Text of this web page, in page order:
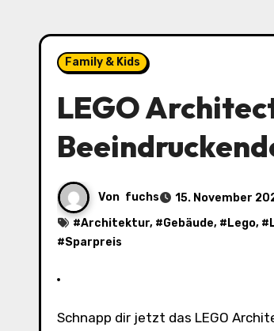
Family & Kids
LEGO
Von fuchs
15. November
#Architektur, #Gebäude, # Lego, #
#Sparpreis
Schnapp dir jetzt das LEGO Architecture Singapur Set (21057) für nur 33,14 Euro bei Amazon! Mit diesem